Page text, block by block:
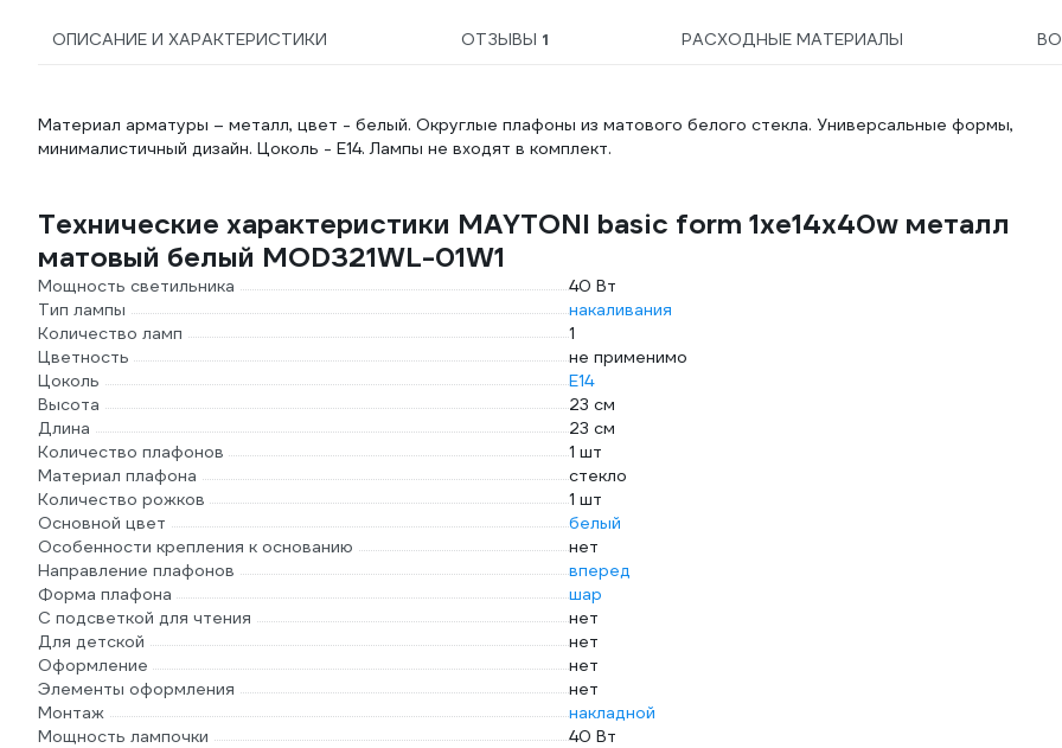
ОПИСАНИЕ И ХАРАКТЕРИСТИКИ ОТЗЫВЫ 1 РАСХОДНЫЕ МАТЕРИАЛЫ
Материал арматуры – металл, цвет - белый. Округлые плафоны из матового белого стекла. Универсальные формы,
минималистичный дизайн. Цоколь - E14. Лампы не входят в комплект.
Технические характеристики MAYTONI basic form 1хe14x40w металл
матовый белый MOD321WL-01W1
Мощность светильника
40 Вт
Тип лампы
накаливания
Количество ламп
1
Цветность
не применимо
Цоколь
E14
Высота
23 см
Длина
23 см
Количество плафонов
1 шт
Материал плафона
стекло
Количество рожков
1 шт
Основной цвет
белый
Особенности крепления к основанию
нет
Направление плафонов
вперед
Форма плафона
шар
С подсветкой для чтения
нет
Для детской
нет
Оформление
нет
Элементы оформления
нет
Монтаж
накладной
Мощность лампочки
40 Вт